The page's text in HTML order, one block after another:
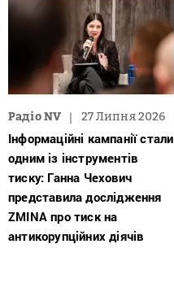
Радіо NV 27 Липня 2026
Інформаційні кампанії стали
одним із інструментів
тиску: Ганна Чехович
представила дослідження
ZMINA про тиск на
антикорупційних діячів